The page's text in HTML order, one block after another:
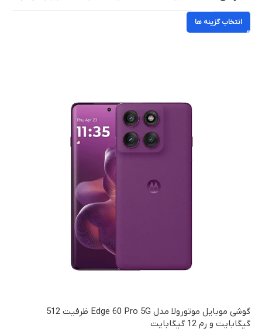
انتخاب گزینه ها
گوشی موبایل موتورولا مدل Edge 60 Pro 5G ظرفیت 512
گیگابایت و رم 12 گیگابایت